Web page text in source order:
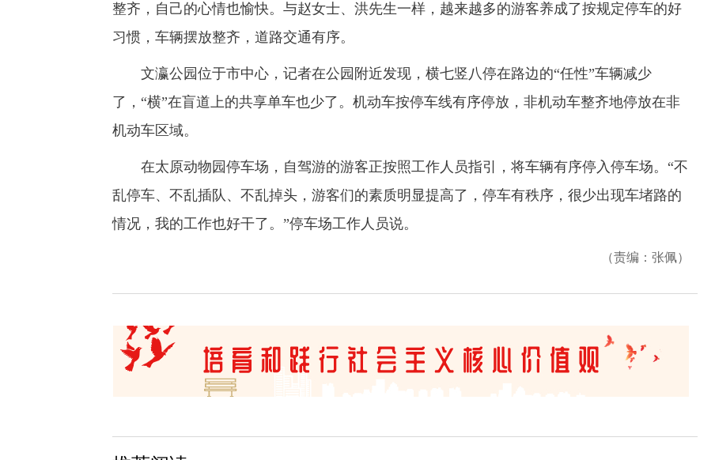
整齐，自己的心情也愉快。与赵女士、洪先生一样，越来越多的游客养成了按规定停车的好
习惯，车辆摆放整齐，道路交通有序。
文瀛公园位于市中心，记者在公园附近发现，横七竖八停在路边的“任性”车辆减少
了，“横”在盲道上的共享单车也少了。机动车按停车线有序停放，非机动车整齐地停放在非
机动车区域。
在太原动物园停车场，自驾游的游客正按照工作人员指引，将车辆有序停入停车场。“不
乱停车、不乱插队、不乱掉头，游客们的素质明显提高了，停车有秩序，很少出现车堵路的
情况，我的工作也好干了。”停车场工作人员说。
（责编：张佩）